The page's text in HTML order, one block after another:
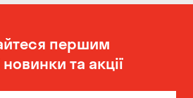
першим
та акції